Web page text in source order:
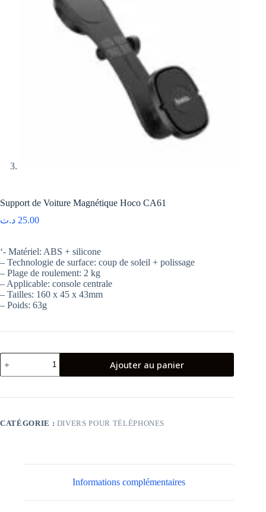
Support de Voiture Magnétique Hoco CA61
25.00 د.ت
‘- Matériel: ABS + silicone
– Technologie de surface: coup de soleil + polissage
– Plage de roulement: 2 kg
– Applicable: console centrale
– Tailles: 160 x 45 x 43mm
– Poids: 63g
quantité
de
Support
Voiture
Hoco
CA61
Ajouter au panier
CATÉGORIE : DIVERS POUR TÉLÉPHONES
Informations complémentaires